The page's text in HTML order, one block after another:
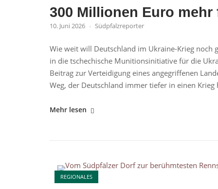
300 Millionen Euro
10. Juni 2026 Südpfalzreporter
Wie weit will Deutschland im Ukraine-Krieg noch
in die tschechische Munitionsinitiative für die
Beitrag zur Verteidigung eines angegriffenen
Weg, der Deutschland immer tiefer in einen
"300
Munition"
Mehr lesen
REGIONALES
Open post